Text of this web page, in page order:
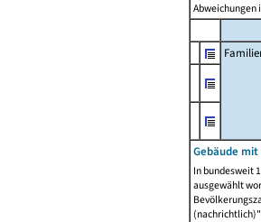
Abweichungen
Gebäude
In bundesweit
ausgewählt